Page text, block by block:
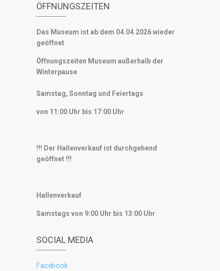
ÖFFNUNGSZEITEN
Das Museum ist ab dem 04.04.2026 wieder
geöffnet
Öffnungszeiten Museum außerhalb der
Winterpause
Samstag, Sonntag und Feiertags
von 11:00 Uhr bis 17:00 Uhr
!!! Der Hallenverkauf ist durchgehend
geöffnet !!!
Hallenverkauf
Samstags von 9:00 Uhr bis 13:00 Uhr
SOCIAL MEDIA
Facebook